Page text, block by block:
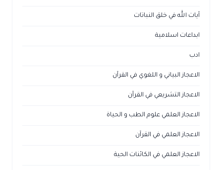
آيات الله في خلق النباتات
ابداعات اسلامية
ادب
الاعجاز البياني و اللغوي في القرآن
الاعجاز التشريعي في القرآن
الاعجاز العلمي علوم الطب و الحياة
الاعجاز العلمي في القرآن
الاعجاز العلمي في الكائنات الحية